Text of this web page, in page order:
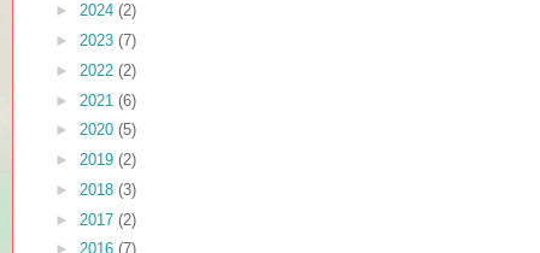
► 2024 (2)
► 2023 (7)
► 2022 (2)
► 2021 (6)
► 2020 (5)
► 2019 (2)
► 2018 (3)
► 2017 (2)
► 2016 (7)